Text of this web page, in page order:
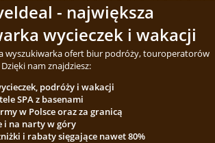
- największa
wycieczek i wakacji
wyszukiwarka ofert biur podróży, touroperatorów
nam znajdziesz:
podróży i wakacji
SPA z basenami
w Polsce oraz za granicą
i na narty w góry
i rabaty sięgające nawet 80%